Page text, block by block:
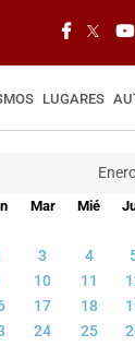
LUGARES
Mar Mié
3 4
10 11
17 18
24 25